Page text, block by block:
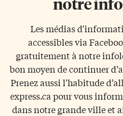
Les médias
accessibles via
gratuitement à notre
bon moyen de continuer
Prenez aussi l'habitude
express.ca pour vous
dans notre grande ville et